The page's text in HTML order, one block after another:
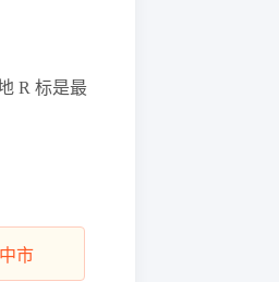
R 标是最
市